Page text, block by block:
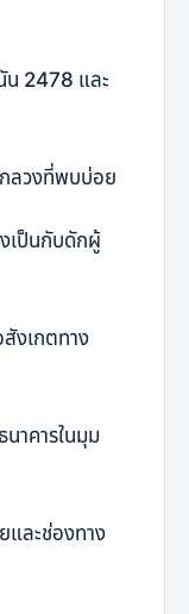
น 2478 และ
ลวงที่พบบ่อย
เป็นกับดักผู้
งเกตทาง
าคารในมุม
และช่องทาง